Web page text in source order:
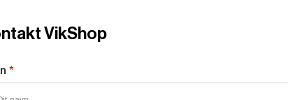
VikShop
*